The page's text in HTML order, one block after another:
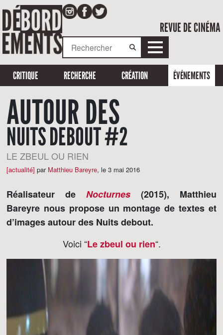
REVUE DE CINÉMA
CRITIQUE RECHERCHE CRÉATION ÉVÉNEMENTS
AUTOUR DES
NUITS DEBOUT #2
LE ZBEUL OU RIEN
[actualité] par Matthieu Bareyre, le 3 mai 2016
Réalisateur de Nocturnes (2015), Matthieu
Bareyre nous propose un montage de textes et
d’images autour des Nuits debout.
Voici “Le zbeul ou rien“.